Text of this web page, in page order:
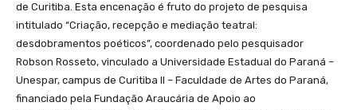
de Curitiba. Esta encenação é fruto do projeto de pesquisa
intitulado “Criação, recepção e mediação teatral:
desdobramentos poéticos”, coordenado pelo pesquisador
Robson Rosseto, vinculado a Universidade Estadual do Paraná –
Unespar, campus de Curitiba II – Faculdade de Artes do Paraná,
financiado pela Fundação Araucária de Apoio ao